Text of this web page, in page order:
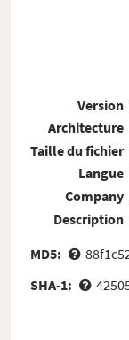
Version
Architecture
Taille du fichier
Langue
Company
Description
MD5:
SHA-1: